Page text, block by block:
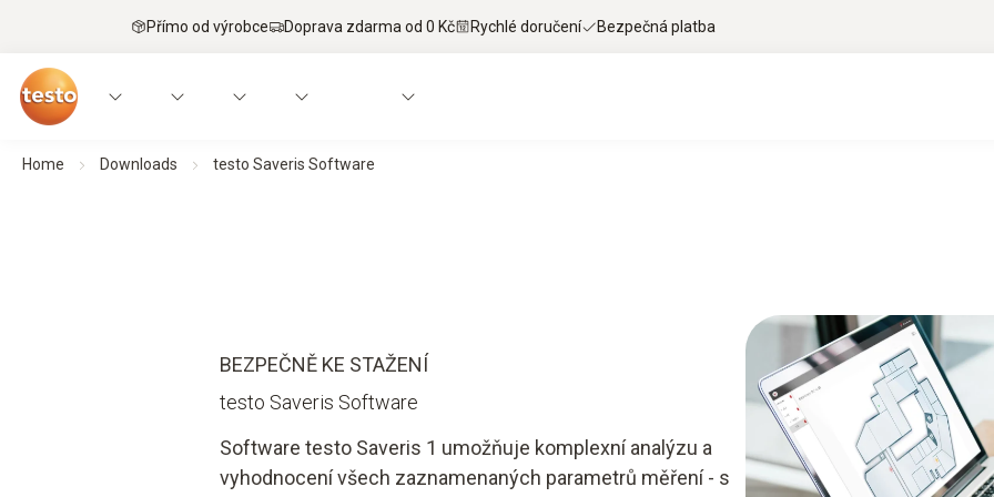
Přímo od výrobce Doprava zdarma od 0 Kč Rychlé doručení Bezpečná platba
Home Downloads testo Saveris Software
BEZPEČNĚ KE STAŽENÍ
testo Saveris Software
Software testo Saveris 1 umožňuje komplexní analýzu a
vyhodnocení všech zaznamenaných parametrů měření - s